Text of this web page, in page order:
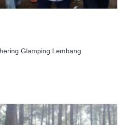
Glamping Lembang